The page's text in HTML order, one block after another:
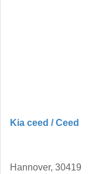
Kia ceed / Ceed
Hannover, 30419